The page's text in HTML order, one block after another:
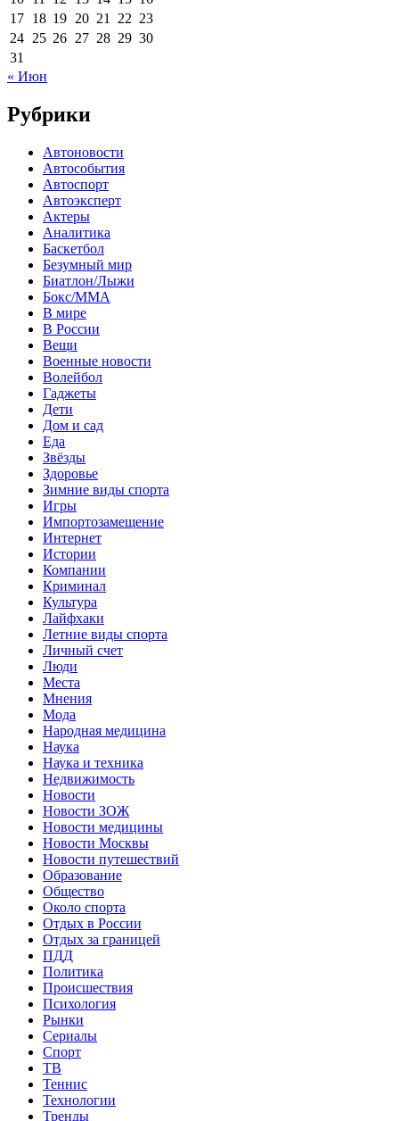
17 18 19 20 21 22 23
24 25 26 27 28 29 30
31
« Июн
Рубрики
Автоновости
Автособытия
Автоспорт
Автоэксперт
Актеры
Аналитика
Баскетбол
Безумный мир
Биатлон/Лыжи
Бокс/MMA
В мире
В России
Вещи
Военные новости
Волейбол
Гаджеты
Дети
Дом и сад
Еда
Звёзды
Здоровье
Зимние виды спорта
Игры
Импортозамещение
Интернет
Истории
Компании
Криминал
Культура
Лайфхаки
Летние виды спорта
Личный счет
Люди
Места
Мнения
Мода
Народная медицина
Наука
Наука и техника
Недвижимость
Новости
Новости ЗОЖ
Новости медицины
Новости Москвы
Новости путешествий
Образование
Общество
Около спорта
Отдых в России
Отдых за границей
ПДД
Политика
Происшествия
Психология
Рынки
Сериалы
Спорт
ТВ
Теннис
Технологии
Тренды